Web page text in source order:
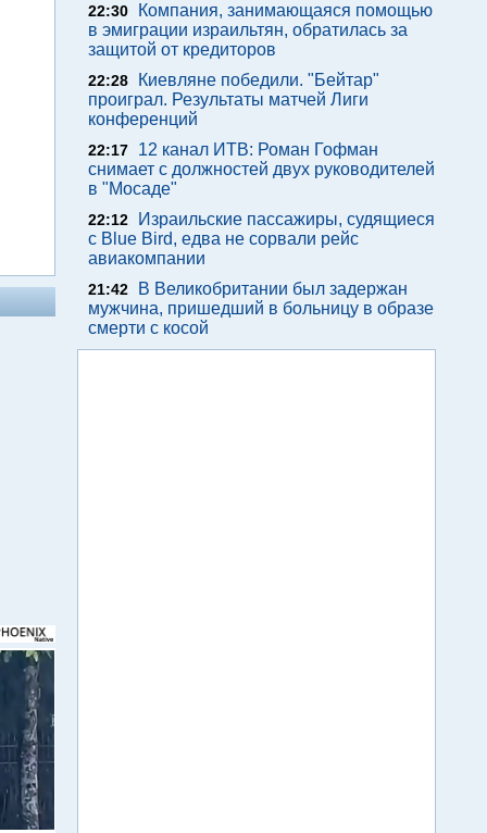
22:30
Компания, занимающаяся помощью
в эмиграции израильтян, обратилась за
защитой от кредиторов
22:28
Киевляне победили. "Бейтар"
проиграл. Результаты матчей Лиги
конференций
22:17
12 канал ИТВ: Роман Гофман
снимает с должностей двух руководителей
в "Мосаде"
22:12
Израильские пассажиры, судящиеся
с Blue Bird, едва не сорвали рейс
авиакомпании
21:42
В Великобритании был задержан
мужчина, пришедший в больницу в образе
смерти с косой